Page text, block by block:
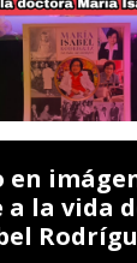
en
a la vida